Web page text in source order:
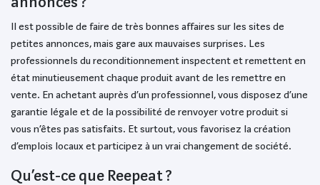
Il est possible de faire de très bonnes affaires sur les sites de
petites annonces, mais gare aux mauvaises surprises. Les
professionnels du reconditionnement inspectent et remettent en
état minutieusement chaque produit avant de les remettre en
vente. En achetant auprès d’un professionnel, vous disposez d’une
garantie légale et de la possibilité de renvoyer votre produit si
vous n’êtes pas satisfaits. Et surtout, vous favorisez la création
d’emplois locaux et participez à un vrai changement de société.
Qu’est-ce que Reepeat ?